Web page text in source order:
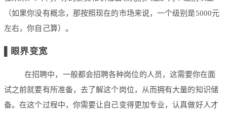
（如果你没有概念，那按照现在的市场来说，一个级别是5000元
左右，你自己算）。
眼界变宽
在招聘中，一般都会招聘各种岗位的人员，这需要你在面
试之前就要有所准备，去了解这个岗位，从而拥有大量的知识储
备。在这个过程中，你需要让自己变得更加专业，认真做好人才